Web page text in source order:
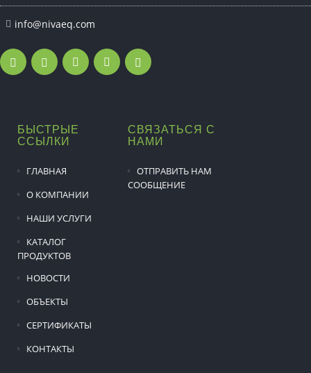
info@nivaeq.com
БЫСТРЫЕ
ССЫЛКИ
ГЛАВНАЯ
О КОМПАНИИ
НАШИ УСЛУГИ
КАТАЛОГ
ПРОДУКТОВ
НОВОСТИ
ОБЪЕКТЫ
СЕРТИФИКАТЫ
КОНТАКТЫ
СВЯЗАТЬСЯ С
НАМИ
ОТПРАВИТЬ НАМ
СООБЩЕНИЕ